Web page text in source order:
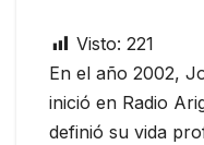
Visto: 221
En el año 2002,
inició en Radio
definió su vida